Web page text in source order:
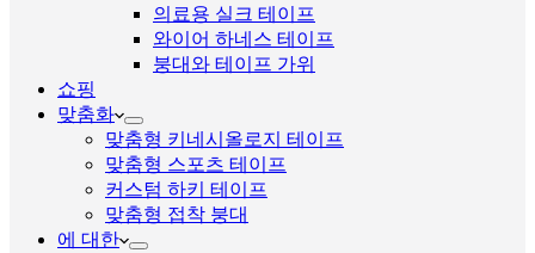
의료용 실크 테이프
와이어 하네스 테이프
붕대와 테이프 가위
쇼핑
맞춤화
맞춤형 키네시올로지 테이프
맞춤형 스포츠 테이프
커스텀 하키 테이프
맞춤형 접착 붕대
에 대한